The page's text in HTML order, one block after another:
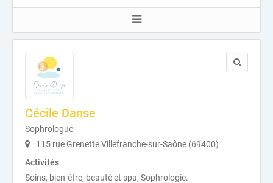
Cécile Danse
Sophrologue
115 rue Grenette Villefranche-sur-Saône (69400)
Activités
Soins, bien-être, beauté et spa, Sophrologie.